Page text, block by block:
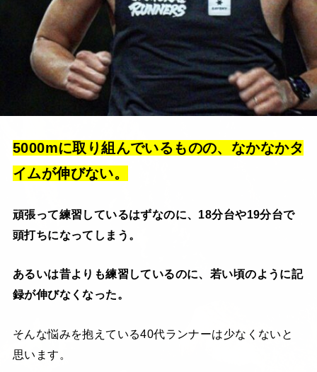
5000mに取り組んでいるものの、なかなかタ
イムが伸びない。
頑張って練習しているはずなのに、18分台や19分台で
頭打ちになってしまう。
あるいは昔よりも練習しているのに、若い頃のように記
録が伸びなくなった。
そんな悩みを抱えている40代ランナーは少なくないと
思います。